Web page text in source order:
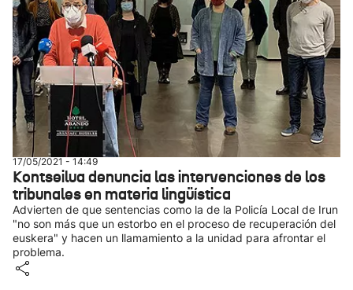
17/05/2021 - 14:49
Kontseilua denuncia las intervenciones de los
tribunales en materia lingüística
Advierten de que sentencias como la de la Policía Local de Irun
"no son más que un estorbo en el proceso de recuperación del
euskera" y hacen un llamamiento a la unidad para afrontar el
problema.